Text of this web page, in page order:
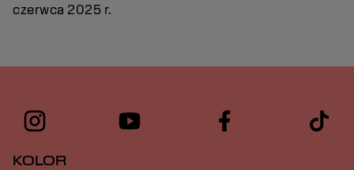
czerwca 2025 r.
KOLOR